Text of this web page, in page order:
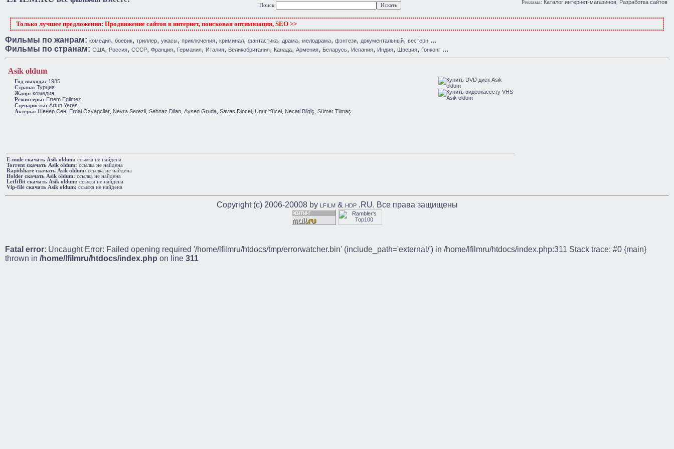
Поиск:
Реклама: Каталог интернет-магазинов Разработка сайтов
Только лучшее предложения: Продвижение сайтов в интернет, поисковая оптимизация, SEO >>
Фильмы по жанрам: комедия, боевик, триллер, ужасы, приключения, криминал, фантастика, драма, мелодрама, фэнтези, документальный, вестерн ...
Фильмы по странам: США, Россия, СССР, Франция, Германия, Италия, Великобритания, Канада, Армения, Беларусь, Испания, Индия, Швеция, Гонконг ...
Asik oldum
Год выхода: 1985
Cтрана: Турция
Жанр: комедия
Режиссеры: Ertem Egilmez
Сценаристы: Artun Yeres
Актеры: Шенер Сен Erdal Özyagcilar Nevra Serezli Sehnaz Dilan Aysen Gruda Savas Dincel Ugur Yücel Necati Bilgiç Sümer Tilmaç
E-mule cкачать Asik oldum: ссылка не найдена
Torrent cкачать Asik oldum: ссылка не найдена
Rapidshare cкачать Asik oldum: ссылка не найдена
Ifolder cкачать Asik oldum: ссылка не найдена
LetItBit cкачать Asik oldum: ссылка не найдена
Vip-file cкачать Asik oldum: ссылка не найдена
Copyright (c) 2006-20008 by LFILM& HDP.RU. Все права защищены
Fatal error: Uncaught Error: Failed opening required '/home/lfilmru/htdocs/tmp/errorwatcher.bin' (include_path='external/') in /home/lfilmru/htdocs/index.php:311 Stack trace: #0 {main}
thrown in /home/lfilmru/htdocs/index.php on line 311